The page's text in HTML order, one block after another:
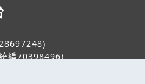
編70398496)